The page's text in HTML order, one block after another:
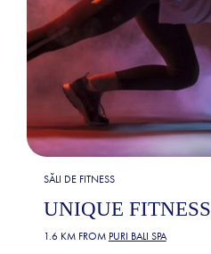
SĂLI DE FITNESS
UNIQUE FITNESS
1.6 KM FROM PURI BALI SPA